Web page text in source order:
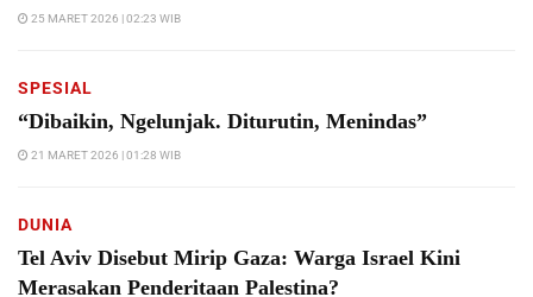
25 MARET 2026 | 02:23 WIB
SPESIAL
“Dibaikin, Ngelunjak. Diturutin, Menindas”
21 MARET 2026 | 01:28 WIB
DUNIA
Tel Aviv Disebut Mirip Gaza: Warga Israel Kini
Merasakan Penderitaan Palestina?